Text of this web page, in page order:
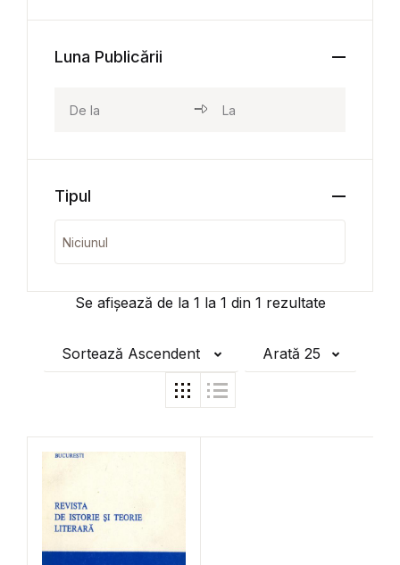
Se afișează de la 1 la 1 din 1 rezultate
Sortează Ascendent Arată 25
Luna Publicării
Tipul